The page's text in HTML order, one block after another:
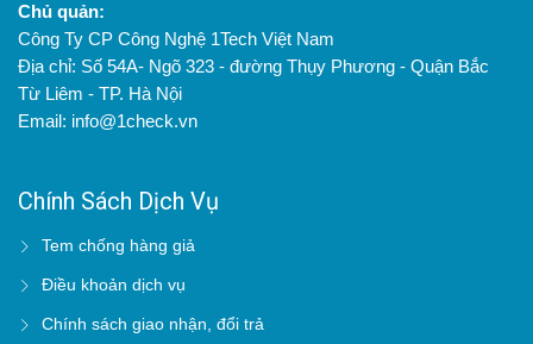
Chủ quản:
Công Ty CP Công Nghệ 1Tech Việt Nam
Địa chỉ: Số 54A- Ngõ 323 - đường Thụy Phương - Quận Bắc
Từ Liêm - TP. Hà Nội
Email: info@1check.vn
Chính Sách Dịch Vụ
Tem chống hàng giả
Điều khoản dịch vụ
Chính sách giao nhận, đổi trả